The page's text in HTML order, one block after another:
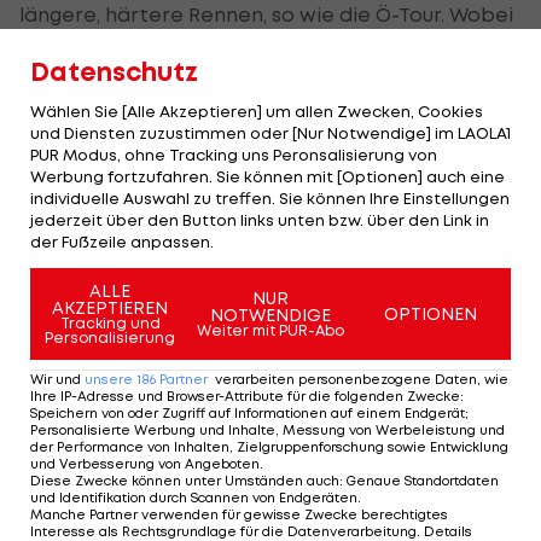
längere, härtere Rennen, so wie die Ö-Tour. Wobei
kann ja immer viel passieren. Ich bin im Jänner zu
meiner Freundin nach Innsbruck gezogen, da hat
sich das mit den langen Bergen naürlich
angeboten. Das Training dort war sicher ein
Pluspunkt. Taktisch gesehen, bin ich etwas ruhiger
geworden. Durch die Rundfahrts-Siege, die ich
dieses Jahr gefeiert habe, kommt Routine dazu.
Ich bin sicher gereift.
LAOLA1:Kann man dich generell als Spätstarter
bezeichnen? Du bist 25, was nicht mehr so
blutjung ist.
Zoidl:Es gibt auch in der Schule manche Leute, die
länger brauchen, bis sie es begreifen. Wirklich
Datenschutz
Wählen Sie [Alle Akzeptieren] um allen Zwecken, Cookies
und Diensten zuzustimmen oder [Nur Notwendige] im LAOLA1
PUR Modus, ohne Tracking uns Peronsalisierung von
Werbung fortzufahren. Sie können mit [Optionen] auch eine
individuelle Auswahl zu treffen. Sie können Ihre Einstellungen
jederzeit über den Button links unten bzw. über den Link in
der Fußzeile anpassen.
ALLE
AKZEPTIEREN
Tracking und
Personalisierung
NUR
NOTWENDIGE
Weiter mit PUR-Abo
OPTIONEN
Wir und unsere 186 Partner verarbeiten personenbezogene Daten, wie
Ihre IP-Adresse und Browser-Attribute für die folgenden Zwecke:
Speichern von oder Zugriff auf Informationen auf einem Endgerät;
Personalisierte Werbung und Inhalte, Messung von Werbeleistung und
der Performance von Inhalten, Zielgruppenforschung sowie Entwicklung
und Verbesserung von Angeboten
Diese Zwecke können unter Umständen auch: Genaue Standortdaten
und Identifikation durch Scannen von Endgeräten
Manche Partner verwenden für gewisse Zwecke berechtigtes
Interesse als Rechtsgrundlage für die Datenverarbeitung. Details